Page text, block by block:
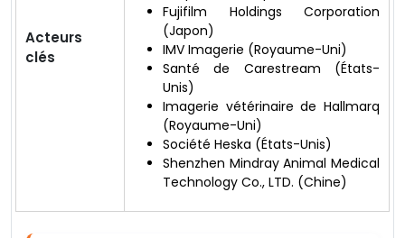
Acteurs
clés
Fujifilm Holdings Corporation
(Japon)
IMV Imagerie (Royaume-Uni)
Santé de Carestream (États-
Unis)
Imagerie vétérinaire de Hallmarq
(Royaume-Uni)
Société Heska (États-Unis)
Shenzhen Mindray Animal Medical
Technology Co., LTD. (Chine)